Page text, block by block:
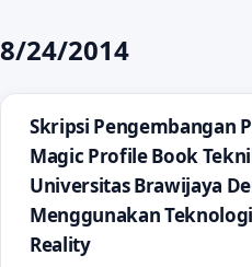
8/24/2014
Skripsi Pengembangan
Magic Profile Book
Universitas Brawijaya
Menggunakan
Reality